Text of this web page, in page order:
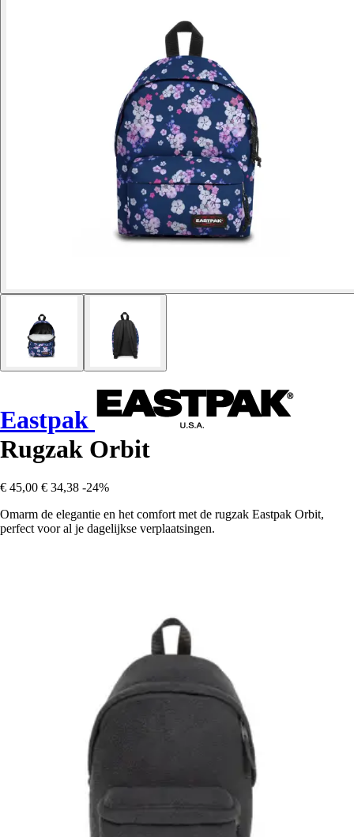
Eastpak
Rugzak Orbit
€ 45,00 € 34,38 -24%
Omarm de elegantie en het comfort met de rugzak Eastpak Orbit,
perfect voor al je dagelijkse verplaatsingen.